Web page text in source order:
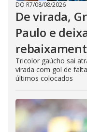
DO R7/08/08/2026
De virada,
Paulo e
Tricolor gaúcho sai
virada com gol de
últimos colocados